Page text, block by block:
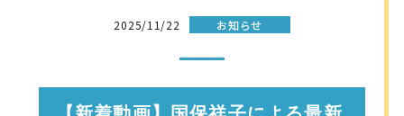
2025/11/22 お知らせ